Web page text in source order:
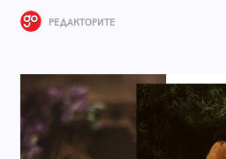
РЕДАКТОРИТЕ